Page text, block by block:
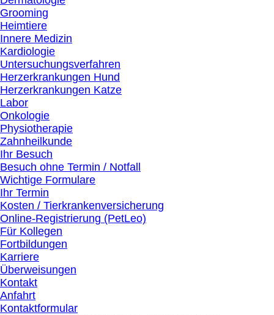
Grooming
Heimtiere
Innere Medizin
Kardiologie
Untersuchungsverfahren
Herzerkrankungen Hund
Herzerkrankungen Katze
Labor
Onkologie
Physiotherapie
Zahnheilkunde
Ihr Besuch
Besuch ohne Termin / Notfall
Wichtige Formulare
Ihr Termin
Kosten / Tierkrankenversicherung
Online-Registrierung (PetLeo)
Für Kollegen
Fortbildungen
Karriere
Überweisungen
Kontakt
Anfahrt
Kontaktformular